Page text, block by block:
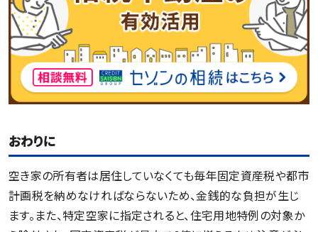
おわりに
空き家の所有者は居住していなくても毎年固定資産税や都市
計画税を納めなければならないため、金銭的な負担が生じ
ます。また、特定空家に指定されると、住宅用地特例の対象か